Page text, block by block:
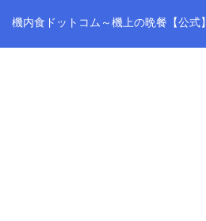
機内食ドットコム～機上の晩餐【公式】